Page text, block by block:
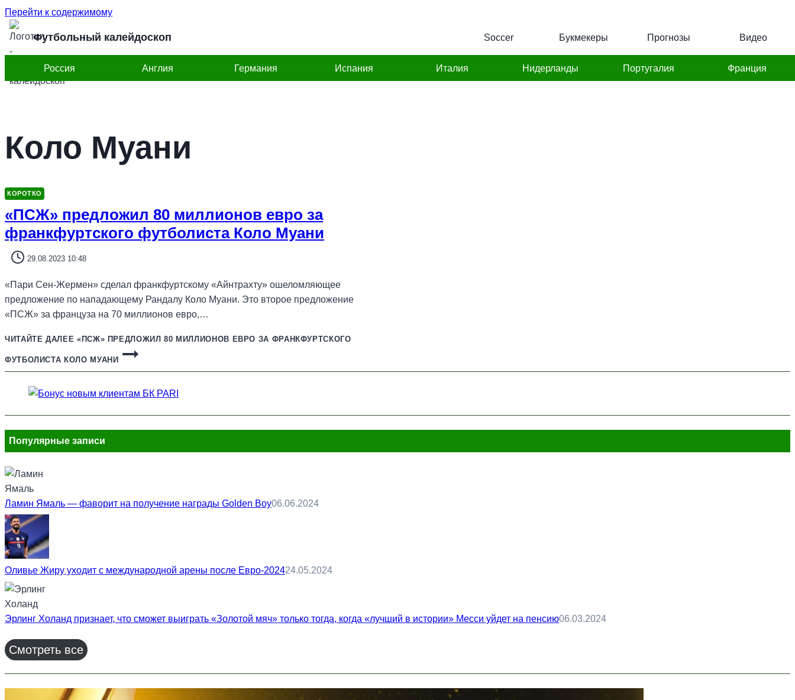
Перейти к содержимому
Футбольный калейдоскоп Soccer Букмекеры Прогнозы Видео
Россия Англия Германия Испания Италия Нидерланды Португалия Франция
Коло Муани
КОРОТКО
«ПСЖ» предложил 80 миллионов евро за
франкфуртского футболиста Коло Муани
29.08.2023 10:48
«Пари Сен-Жермен» сделал франкфуртскому «Айнтрахту» ошеломляющее
предложение по нападающему Рандалу Коло Муани. Это второе предложение
«ПСЖ» за француза на 70 миллионов евро,…
ЧИТАЙТЕ ДАЛЕЕ «ПСЖ» ПРЕДЛОЖИЛ 80 МИЛЛИОНОВ ЕВРО ЗА ФРАНКФУРТСКОГО
ФУТБОЛИСТА КОЛО МУАНИ
Популярные записи
Ламин Ямаль — фаворит на получение награды Golden Boy06.06.2024
Оливье Жиру уходит с международной арены после Евро-202424.05.2024
Эрлинг Холанд признает, что сможет выиграть «Золотой мяч» только тогда, когда «лучший в истории» Месси уйдет на пенсию06.03.2024
Смотреть все